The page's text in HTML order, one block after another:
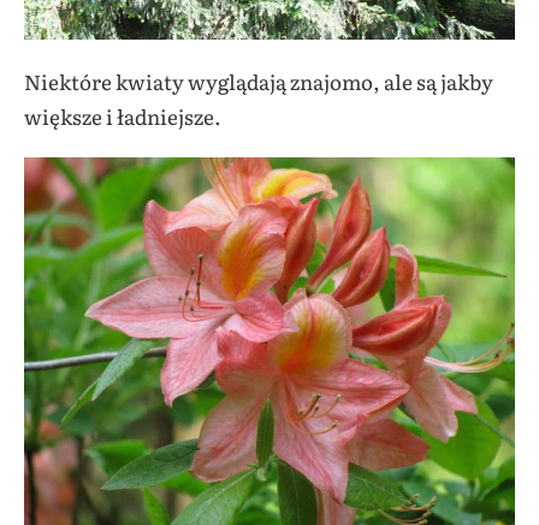
Niektóre kwiaty wyglądają znajomo, ale są jakby
większe i ładniejsze.